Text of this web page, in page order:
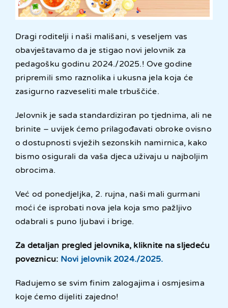
Dragi roditelji i naši mališani, s veseljem vas
obavještavamo da je stigao novi jelovnik za
pedagošku godinu 2024./2025.! Ove godine
pripremili smo raznolika i ukusna jela koja će
zasigurno razveseliti male trbuščiće.
Jelovnik je sada standardiziran po tjednima, ali ne
brinite – uvijek ćemo prilagođavati obroke ovisno
o dostupnosti svježih sezonskih namirnica, kako
bismo osigurali da vaša djeca uživaju u najboljim
obrocima.
Već od ponedjeljka, 2. rujna, naši mali gurmani
moći će isprobati nova jela koja smo pažljivo
odabrali s puno ljubavi i brige.
Za detaljan pregled jelovnika, kliknite na sljedeću
poveznicu: Novi jelovnik 2024./2025.
Radujemo se svim finim zalogajima i osmjesima
koje ćemo dijeliti zajedno!